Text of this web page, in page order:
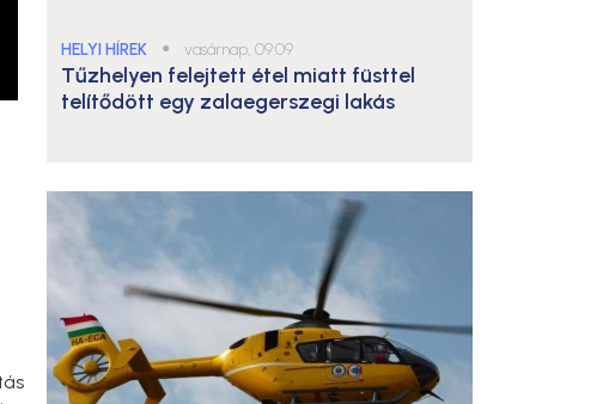
HELYI HÍREK ● vasárnap, 09:09
Tűzhelyen felejtett étel miatt füsttel
telítődött egy zalaegerszegi lakás